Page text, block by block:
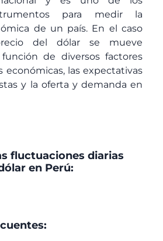
para medir la
de un país. En el caso
del dólar se mueve
de diversos factores
económicas, las expectativas
y la oferta y demanda en
fluctuaciones diarias
en Perú: